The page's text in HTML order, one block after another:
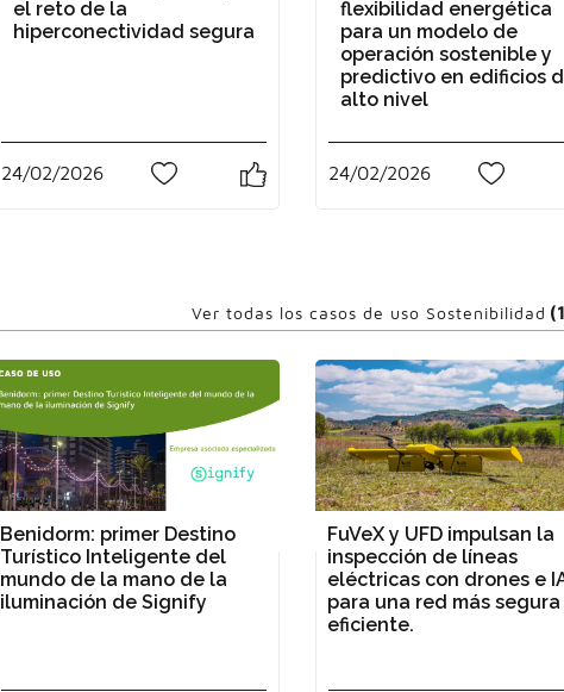
el reto de la
hiperconectividad segura
24/02/2026
flexibilidad energética
para un modelo de
operación sostenible y
predictivo en edificios
alto nivel
24/02/2026
Ver todas los casos de uso Sostenibilidad
Benidorm: primer Destino
Turístico Inteligente del
mundo de la mano de la
iluminación de Signify
FuVeX y UFD impulsan la
inspección de líneas
eléctricas con drones e
para una red más segura
eficiente.